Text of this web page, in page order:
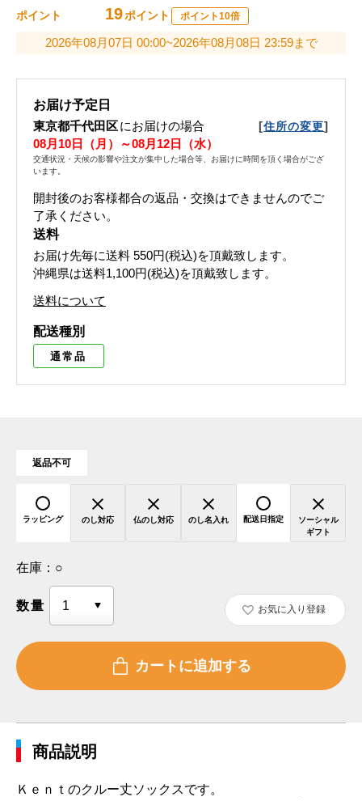
ポイント 19ポイント ポイント10倍
2026年08月07日 00:00~2026年08月08日 23:59まで
お届け予定日
東京都千代田区にお届けの場合 [住所の変更]
08月10日（月）～08月12日（水）
交通状況・天候の影響や注文が集中した場合等、お届けに時間を頂く場合がござ
います。
開封後のお客様都合の返品・交換はできませんのでご
了承ください。
送料
お届け先毎に送料 550円(税込)を頂戴致します。
沖縄県は送料1,100円(税込)を頂戴致します。
送料について
配送種別
通常品
返品不可
ラッピング のし対応 仏のし対応 のし名入れ 配送日指定
ソーシャル
ギフト
在庫： ○
数量 お気に入り登録
商品説明
Ｋｅｎｔのクルー丈ソックスです。